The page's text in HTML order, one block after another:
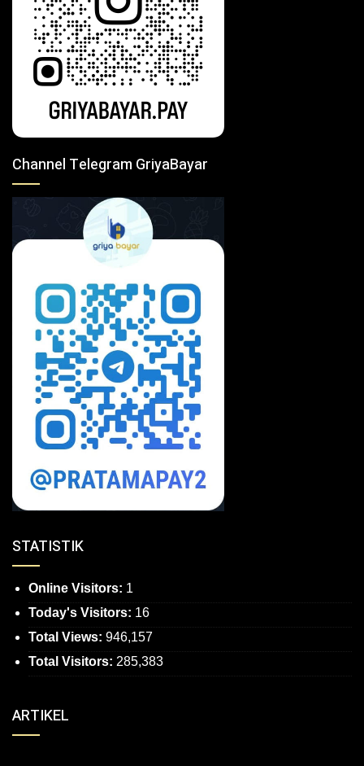
Channel Telegram GriyaBayar
STATISTIK
Online Visitors: 1
Today's Visitors: 16
Total Views: 946,157
Total Visitors: 285,383
ARTIKEL